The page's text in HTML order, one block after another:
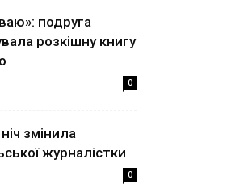
подруга
розкішну книгу
0
змінила
журналістки
0